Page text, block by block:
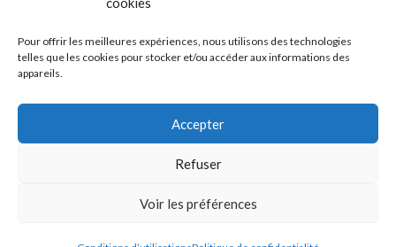
Pour offrir les meilleures expériences, nous utilisons des technologies
telles que les cookies pour stocker et/ou accéder aux informations des
appareils.
Accepter
Refuser
Voir les préférences
INFORMATIONS
COMPLÉMENTAIRES
Politique de confidentialité